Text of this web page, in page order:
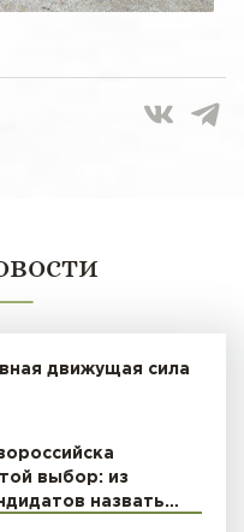
движущая сила
выбор: из
назвать…